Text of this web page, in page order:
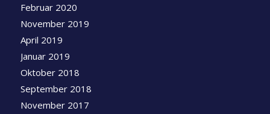
Februar 2020
November 2019
April 2019
Januar 2019
Oktober 2018
September 2018
November 2017